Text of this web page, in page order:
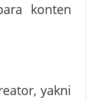
konten
yakni